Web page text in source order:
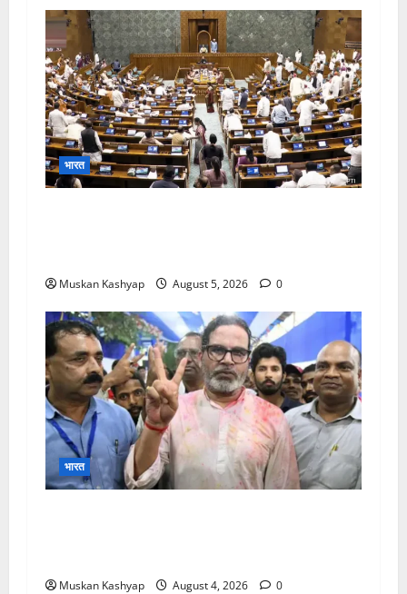
भारत
Muskan Kashyap August 5, 2026 0
भारत
Muskan Kashyap August 4, 2026 0